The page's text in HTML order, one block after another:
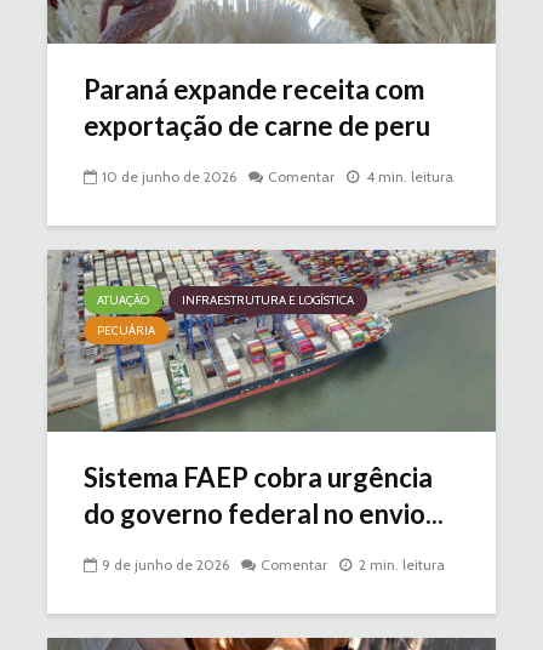
Paraná expande receita com
exportação de carne de peru
10 de junho de 2026 Comentar 4 min. leitura
ATUAÇÃO
INFRAESTRUTURA E LOGÍSTICA
PECUÁRIA
Sistema FAEP cobra urgência
do governo federal no envio...
9 de junho de 2026 Comentar 2 min. leitura